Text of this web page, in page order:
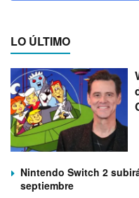
LO ÚLTIMO
Nintendo Switch 2
septiembre